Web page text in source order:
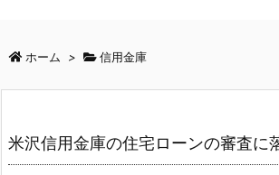
ホーム > 信用金庫
米沢信用金庫の住宅ローンの審査に